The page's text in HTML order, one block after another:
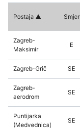
Postaja Smjer
Zagreb-
Maksimir
E
Zagreb-Grič SE
Zagreb-
aerodrom
SE
Puntijarka
(Medvednica)
SE